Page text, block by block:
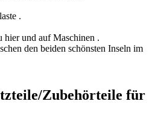
.
hier und auf Maschinen .
den beiden schönsten Inseln im
Zubehörteile für